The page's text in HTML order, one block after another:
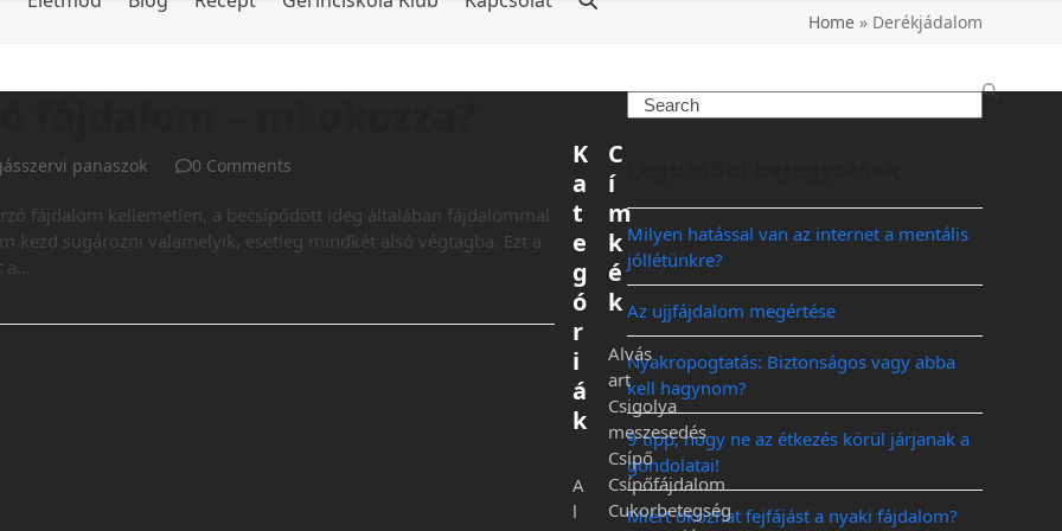
Home» Derékjádalom
panaszok 0 Comments
fájdalom kellemetlen, a becsípődött ideg általában fájdalommal
kezd sugározni valamelyik, esetleg mindkét alsó végtagba. Ezt a
Milyen hatással van az internet a mentális
jóllétünkre?
Az ujjfájdalom megértése
Nyakropogtatás: Biztonságos vagy abba
kell hagynom?
9 tipp, hogy ne az étkezés körül járjanak a
gondolatai!
Miért okozhat fejfájást a nyaki fájdalom?
K
a
t
e
g
ó
r
i
á
k
A
l
C
í
m
k
é
k
Alvás
art
Csigolya
meszesedés
Csípő
Csípőfájdalom
Cukorbetegség